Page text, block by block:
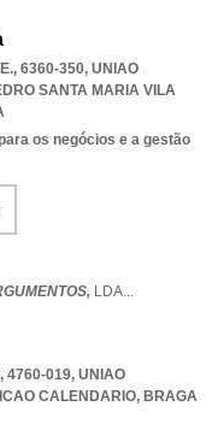
6360-350, UNIAO
SANTA MARIA VILA
os negócios e a gestão
LDA...
4760-019, UNIAO
CALENDARIO, BRAGA